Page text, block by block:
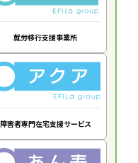
就労移行支援事業所
障害者専門在宅支援サービス